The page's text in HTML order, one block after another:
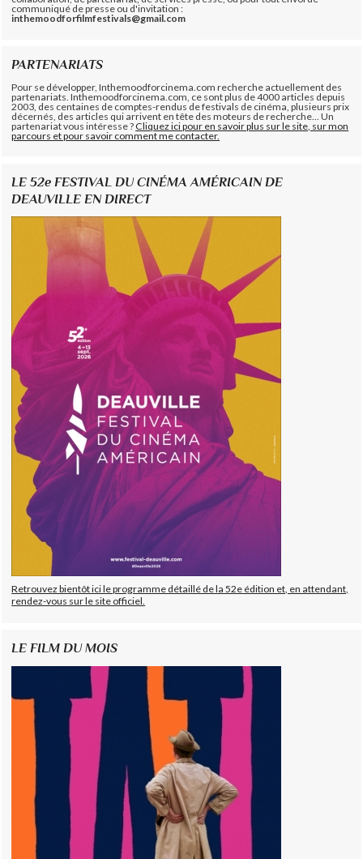
communiqué de presse ou d'invitation :
inthemoodforfilmfestivals@gmail.com
PARTENARIATS
Pour se développer, Inthemoodforcinema.com recherche actuellement des
partenariats. Inthemoodforcinema.com, ce sont plus de 4000 articles depuis
2003, des centaines de comptes-rendus de festivals de cinéma, plusieurs prix
décernés, des articles qui arrivent en tête des moteurs de recherche... Un
partenariat vous intéresse ?Cliquez ici pour en savoir plus sur le site, sur mon
parcours et pour savoir comment me contacter.
LE 52e FESTIVAL DU CINÉMA AMÉRICAIN DE
DEAUVILLE EN DIRECT
Retrouvez bientôt ici le programme détaillé de la 52e édition et, en attendant,
rendez-vous sur le site officiel.
LE FILM DU MOIS